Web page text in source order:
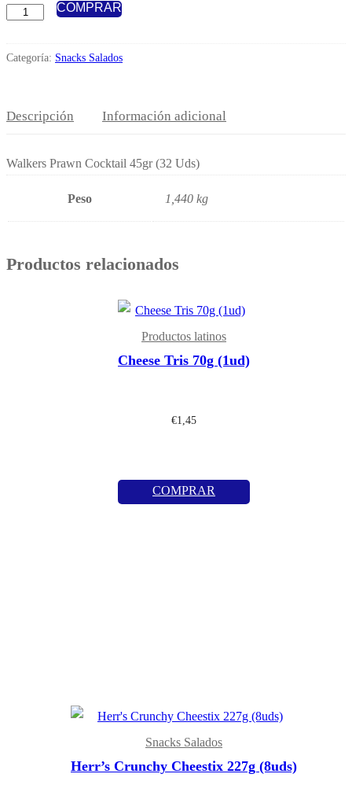
Walkers
Cocktail
cantidad
COMPRAR
Categoría: Snacks Salados
Descripción Información adicional
Walkers Prawn Cocktail 45gr (32 Uds)
Peso 1,440 kg
Productos relacionados
Productos latinos
Cheese Tris 70g (1ud)
€1,45
COMPRAR
Snacks Salados
Herr’s Crunchy Cheestix 227g (8uds)